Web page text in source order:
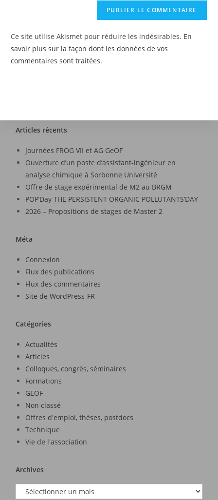
Ce site utilise Akismet pour réduire les indésirables. En
savoir plus sur la façon dont les données de vos
commentaires sont traitées.
Articles récents
Journées FROG VII et AG GeOF
Ouverture d’un poste d’assistant-ingénieur en
analyse chimique à Sorbonne Université
Offre de stage expérimental de M2 au BRGM
POP’Day THE PERSISTENT ORGANIC POLLUTANTS’DAY
2026 – Propositions de stages de Master 2
Méta
Connexion
Flux des publications
Flux des commentaires
Site de WordPress-FR
Catégories
Actualités
Articles
Colloques, congrès, séminaires
Formations
GEOF
Non classé
Offres d'emploi, thèses, postdocs
Technique
Vie de l'association
Archives